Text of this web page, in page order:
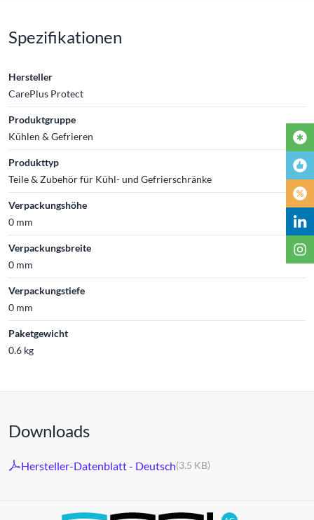
Spezifikationen
Hersteller
CarePlus Protect
Produktgruppe
Kühlen & Gefrieren
Produkttyp
Teile & Zubehör für Kühl- und Gefrierschränke
Verpackungshöhe
0 mm
Verpackungsbreite
0 mm
Verpackungstiefe
0 mm
Paketgewicht
0.6 kg
Downloads
Hersteller-Datenblatt - Deutsch(3.5 KB)